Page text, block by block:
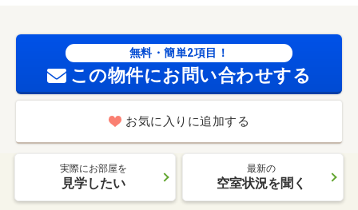
無料・簡単2項目！
この物件にお問い合わせする
お気に入りに追加する
実際にお部屋を
見学したい
最新の
空室状況を聞く